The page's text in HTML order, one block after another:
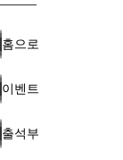
홈으로
이벤트
출석부